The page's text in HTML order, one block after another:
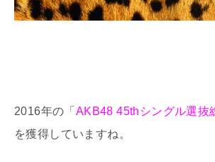
2016年の「 AKB48 45thシングル選抜
を獲得していますね。